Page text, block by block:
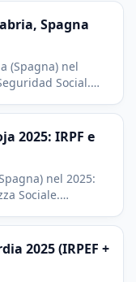
Spagna
(Spagna) nel
Social.
2025: IRPF e
nel 2025:
Sociale.
2025 (IRPEF +